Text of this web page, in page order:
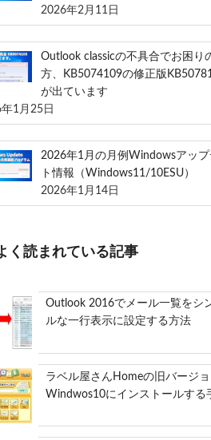
2026年2月11日
Outlook classicの不具合でお困り
方、KB5074109の修正版
が出ています
1月25日
2026年1月の月例Windowsアップ
ト情報（Windows11/10ESU）
2026年1月14日
く読まれている記事
Outlook 2016でメール一覧をシ
ルな一行表示に設定する方法
ラベル屋さんHomeの旧バージ
Windwos10にインストールする